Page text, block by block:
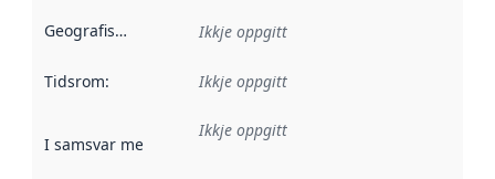
Geografisk område Ikkje oppgitt
Tidsrom: Ikkje oppgitt
I samsvar med Referanse til ei implementeringsregel eller
Ikkje oppgitt